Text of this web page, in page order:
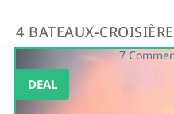
4 BATEAUX-
7